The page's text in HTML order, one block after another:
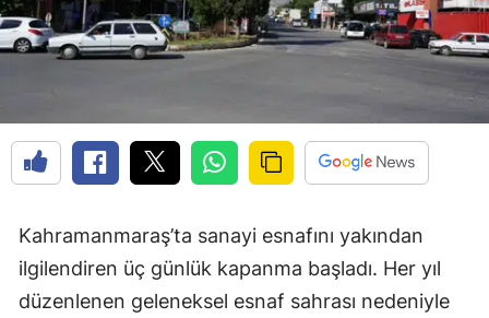
Kahramanmaraş’ta sanayi esnafını yakından
ilgilendiren üç günlük kapanma başladı. Her yıl
düzenlenen geleneksel esnaf sahrası nedeniyle